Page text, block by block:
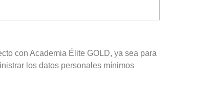
con Academia Élite GOLD, ya sea para
los datos personales mínimos